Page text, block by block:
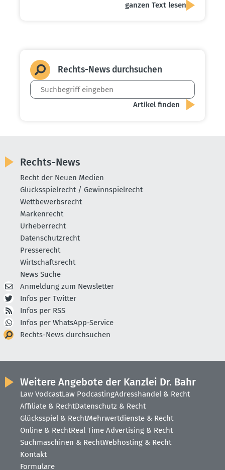
ganzen Text lesen
Rechts-News durch­suchen
Rechts-News
Recht der Neuen Medien
Glücksspielrecht / Gewinnspielrecht
Wettbewerbsrecht
Markenrecht
Urheberrecht
Datenschutzrecht
Presserecht
Wirtschaftsrecht
News Suche
Anmeldung zum Newsletter
Infos per Twitter
Infos per RSS
Infos per WhatsApp-Service
Rechts-News durchsuchen
Weitere Angebote der Kanzlei Dr. Bahr
Law VodcastLaw PodcastingAdresshandel & Recht
Affiliate & RechtDatenschutz & Recht
Glücksspiel & RechtMehrwertdienste & Recht
Online & RechtReal Time Advertising & Recht
Suchmaschinen & RechtWebhosting & Recht
Kontakt
Formulare